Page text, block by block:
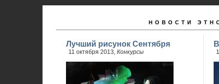
НОВОСТИ
Лучший рисунок Сентября
11 октября 2013, Конкурсы